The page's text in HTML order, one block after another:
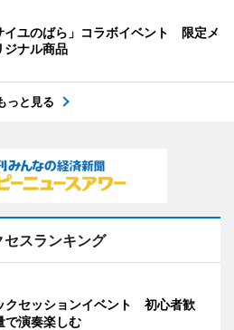
イユのばら」コラボイベント 限定メ
ジナル商品
っと見る
セスランキング
クセッションイベント 初心者歓
で演奏楽しむ